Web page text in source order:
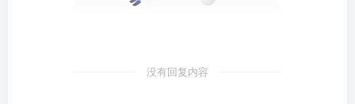
没有回复内容